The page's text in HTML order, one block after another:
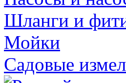
Шланги и
Мойки
Садовые